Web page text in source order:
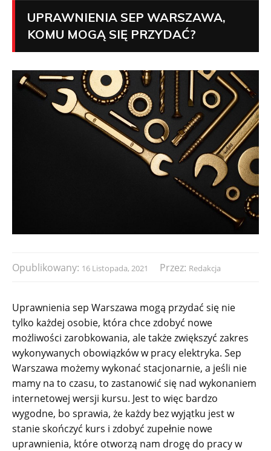
UPRAWNIENIA SEP WARSZAWA,
KOMU MOGĄ SIĘ PRZYDAĆ?
Opublikowany: 16 Listopada, 2021 Przez: Redakcja
Uprawnienia sep Warszawa mogą przydać się nie
tylko każdej osobie, która chce zdobyć nowe
możliwości zarobkowania, ale także zwiększyć zakres
wykonywanych obowiązków w pracy elektryka. Sep
Warszawa możemy wykonać stacjonarnie, a jeśli nie
mamy na to czasu, to zastanowić się nad wykonaniem
internetowej wersji kursu. Jest to więc bardzo
wygodne, bo sprawia, że każdy bez wyjątku jest w
stanie skończyć kurs i zdobyć zupełnie nowe
uprawnienia, które otworzą nam drogę do pracy w